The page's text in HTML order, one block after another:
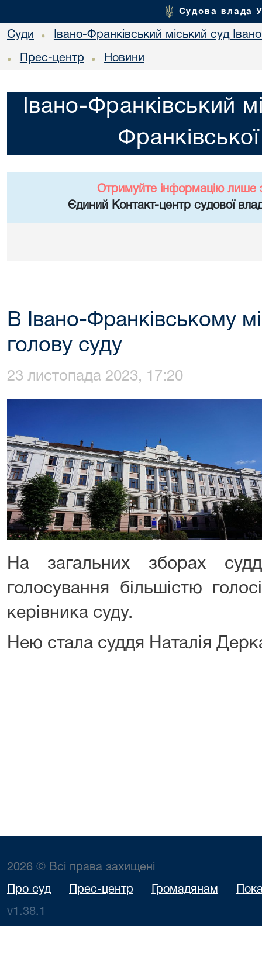
Судова влада
Суди • Івано-Франківський міський суд
• Прес-центр • Новини
Івано-Франківський
Отримуйте інформацію лише
Єдиний Контакт-центр судової
В Івано-Франківському
голову суду
23 листопада 2023, 17:20
На загальних зборах
голосування більшістю
керівника суду.
Нею стала суддя Наталія
2026 © Всі права захищені
Про суд Прес-центр Громадянам
v1.38.1